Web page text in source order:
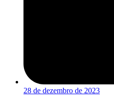
28 de dezembro de 2023